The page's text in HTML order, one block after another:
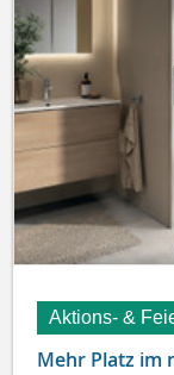
Aktions- &
Mehr Platz im